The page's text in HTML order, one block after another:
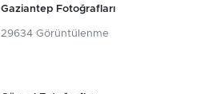
Gaziantep Fotoğrafları
29634 Görüntülenme